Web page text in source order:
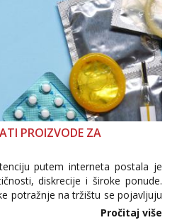
PROIZVODE ZA
putem interneta postala je
diskrecije i široke ponude.
potražnje na tržištu se pojavljuju
nepouzdane internetske
Pročitaj više